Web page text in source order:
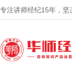
专注讲师经纪15年 ，